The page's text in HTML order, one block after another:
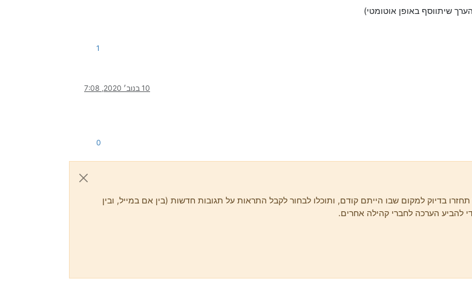
1
10 בנוב׳ 2020, 7:08
0
בדיוק למקום שבו הייתם קודם, ותוכלו לבחור לקבל התראות על תגובות חדשות (בין אם במייל, ובין